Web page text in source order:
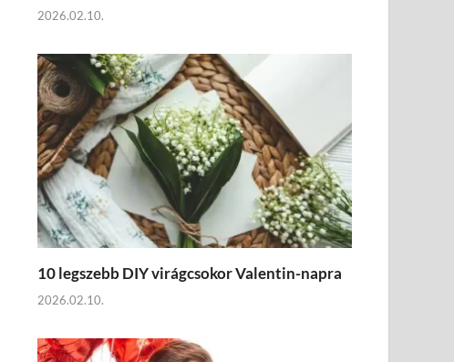
2026.02.10.
10 legszebb DIY virágcsokor Valentin-napra
2026.02.10.